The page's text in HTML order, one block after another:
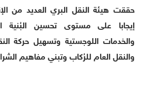
حققت هيئة النقل البري العديد من
إيجابا على مستوى تحسين البُنية
والخدمات اللوجستية وتسهيل حركة
والنقل العام للرُكاب وتبني مفاهيم